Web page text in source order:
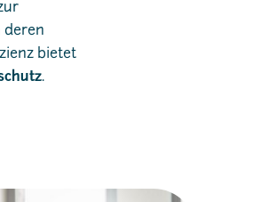
deren
bietet
.